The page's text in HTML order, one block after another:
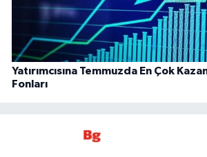
Yatırımcısına Temmuzda En Çok
Fonları